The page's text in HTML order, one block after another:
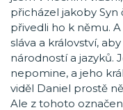
přicházel jakoby Syn
přivedli ho k němu.
sláva a království,
národností a jazyků.
nepomine, a jeho
viděl Daniel prostě
Ale z tohoto